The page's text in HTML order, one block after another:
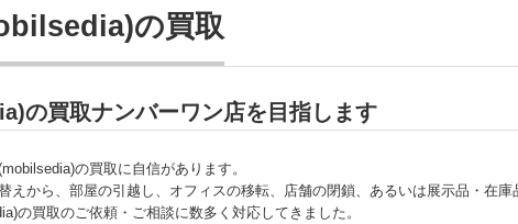
の買取
の買取ナンバーワン店を目指します
の買取に自信があります。
えから、部屋の引越し、オフィスの移転、店舗の閉鎖、あるいは展示品・在庫
の買取のご依頼・ご相談に数多く対応してきました。